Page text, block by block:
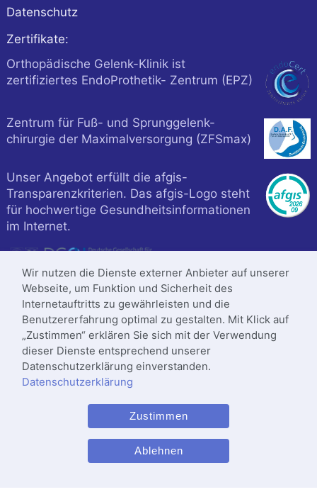
Datenschutz
Zertifikate:
Orthopädische Gelenk-Klinik ist
zertifiziertes EndoProthetik- Zentrum (EPZ)
Zentrum für Fuß- und Sprunggelenk-
chirurgie der Maximalversorgung (ZFSmax)
Unser Angebot erfüllt die afgis-
Transparenzkriterien. Das afgis-Logo steht
für hochwertige Gesundheitsinformationen
im Internet.
Klinik ist zertifiziert nach
Letzte Änderung: 14.05.2025
Wir nutzen die Dienste externer Anbieter auf unserer
Webseite, um Funktion und Sicherheit des
Internetauftritts zu gewährleisten und die
Benutzererfahrung optimal zu gestalten. Mit Klick auf
„Zustimmen“ erklären Sie sich mit der Verwendung
dieser Dienste entsprechend unserer
Datenschutzerklärung einverstanden.
Datenschutzerklärung
Zustimmen
Ablehnen